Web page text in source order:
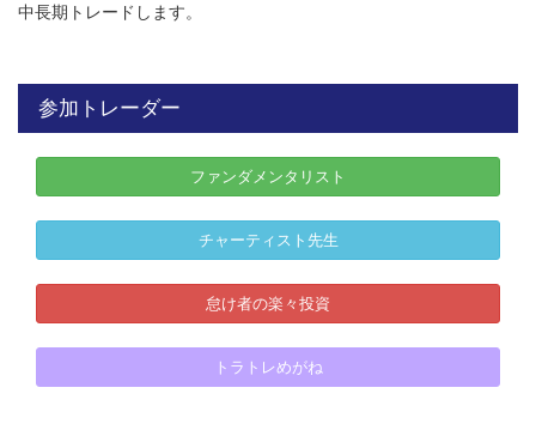
中長期トレードします。
参加トレーダー
ファンダメンタリスト
チャーティスト先生
怠け者の楽々投資
トラトレめがね